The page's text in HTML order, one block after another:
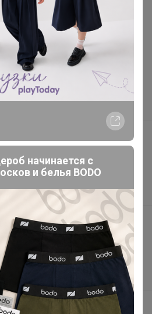
начинается с
и белья BODO